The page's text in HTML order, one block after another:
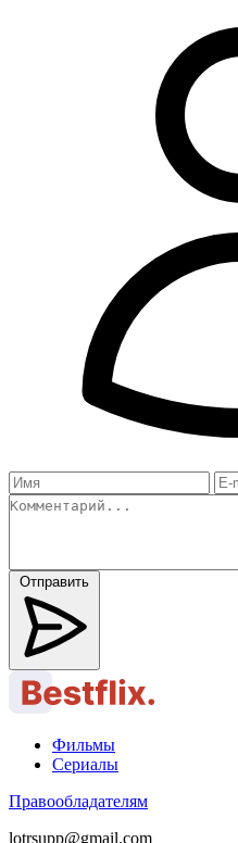
Отправить
Фильмы
Сериалы
Правообладателям
lotrsupp@gmail.com